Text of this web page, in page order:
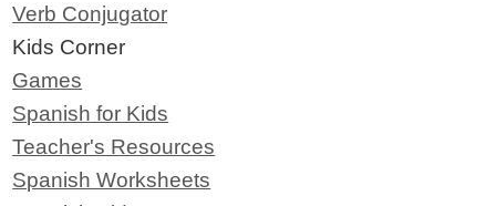
Verb Conjugator
Kids Corner
Games
Spanish for Kids
Teacher's Resources
Spanish Worksheets